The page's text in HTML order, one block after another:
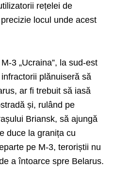
rețelei de
locul unde acest
3 „Ucraina”, la sud-est
plănuiseră să
ar fi trebuit să iasă
și, rulând pe
Briansk, să ajungă
duce la granița cu
pe M-3, teroriștii nu
a întoarce spre Belarus.